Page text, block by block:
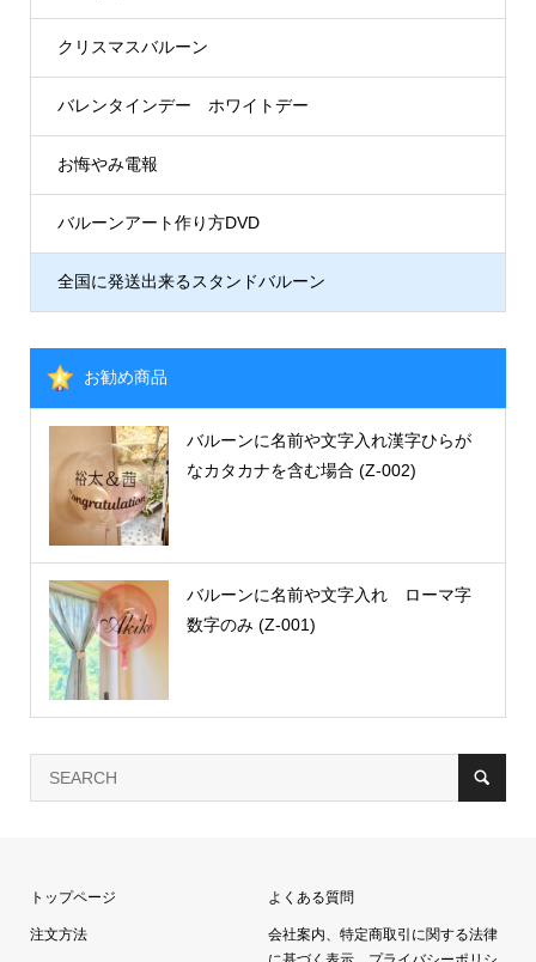
クリスマスバルーン
バレンタインデー ホワイトデー
お悔やみ電報
バルーンアート作り方DVD
全国に発送出来るスタンドバルーン
お勧め商品
バルーンに名前や文字入れ漢字ひらが
なカタカナを含む場合 (Z-002)
バルーンに名前や文字入れ ローマ字
数字のみ (Z-001)
トップページ
注文方法
よくある質問
会社案内、特定商取引に関する法律